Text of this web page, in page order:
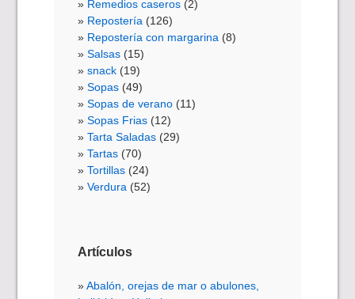
Remedios caseros (2)
Repostería (126)
Repostería con margarina (8)
Salsas (15)
snack (19)
Sopas (49)
Sopas de verano (11)
Sopas Frias (12)
Tarta Saladas (29)
Tartas (70)
Tortillas (24)
Verdura (52)
Artículos
Abalón, orejas de mar o abulones,